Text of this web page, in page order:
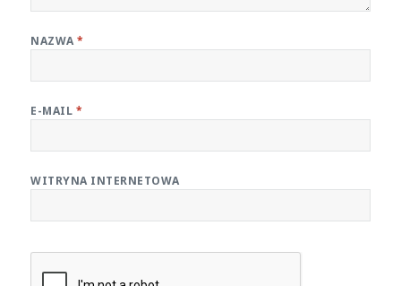
NAZWA*
E-MAIL *
WITRYNA INTERNETOWA